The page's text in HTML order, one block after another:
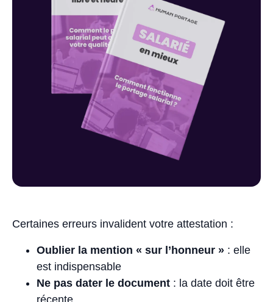
Certaines erreurs invalident votre attestation :
Oublier la mention « sur l’honneur » : elle
est indispensable
Ne pas dater le document : la date doit être
récente